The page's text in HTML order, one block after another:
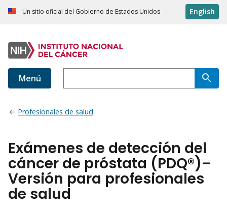
Un sitio oficial del Gobierno de Estados Unidos English
Menú
Profesionales de salud
Exámenes de detección del
cáncer de próstata (PDQ®)–
Versión para profesionales
de salud